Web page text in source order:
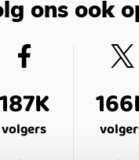
ons ook
187K
volgers